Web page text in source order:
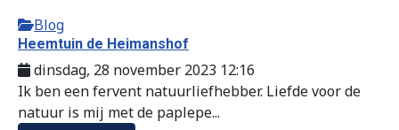
Blog
Heemtuin de Heimanshof
dinsdag, 28 november 2023 12:16
Ik ben een fervent natuurliefhebber. Liefde voor de
natuur is mij met de paplepe...